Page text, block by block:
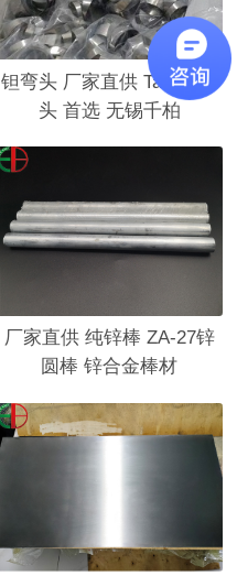
钽弯头 厂家直供 Ta合金弯
头 首选 无锡千柏
厂家直供 纯锌棒 ZA-27锌
圆棒 锌合金棒材